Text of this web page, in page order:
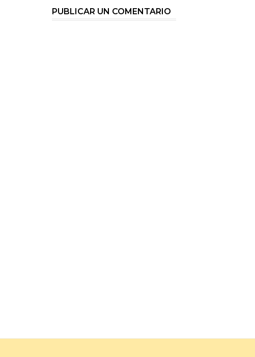
PUBLICAR UN COMENTARIO